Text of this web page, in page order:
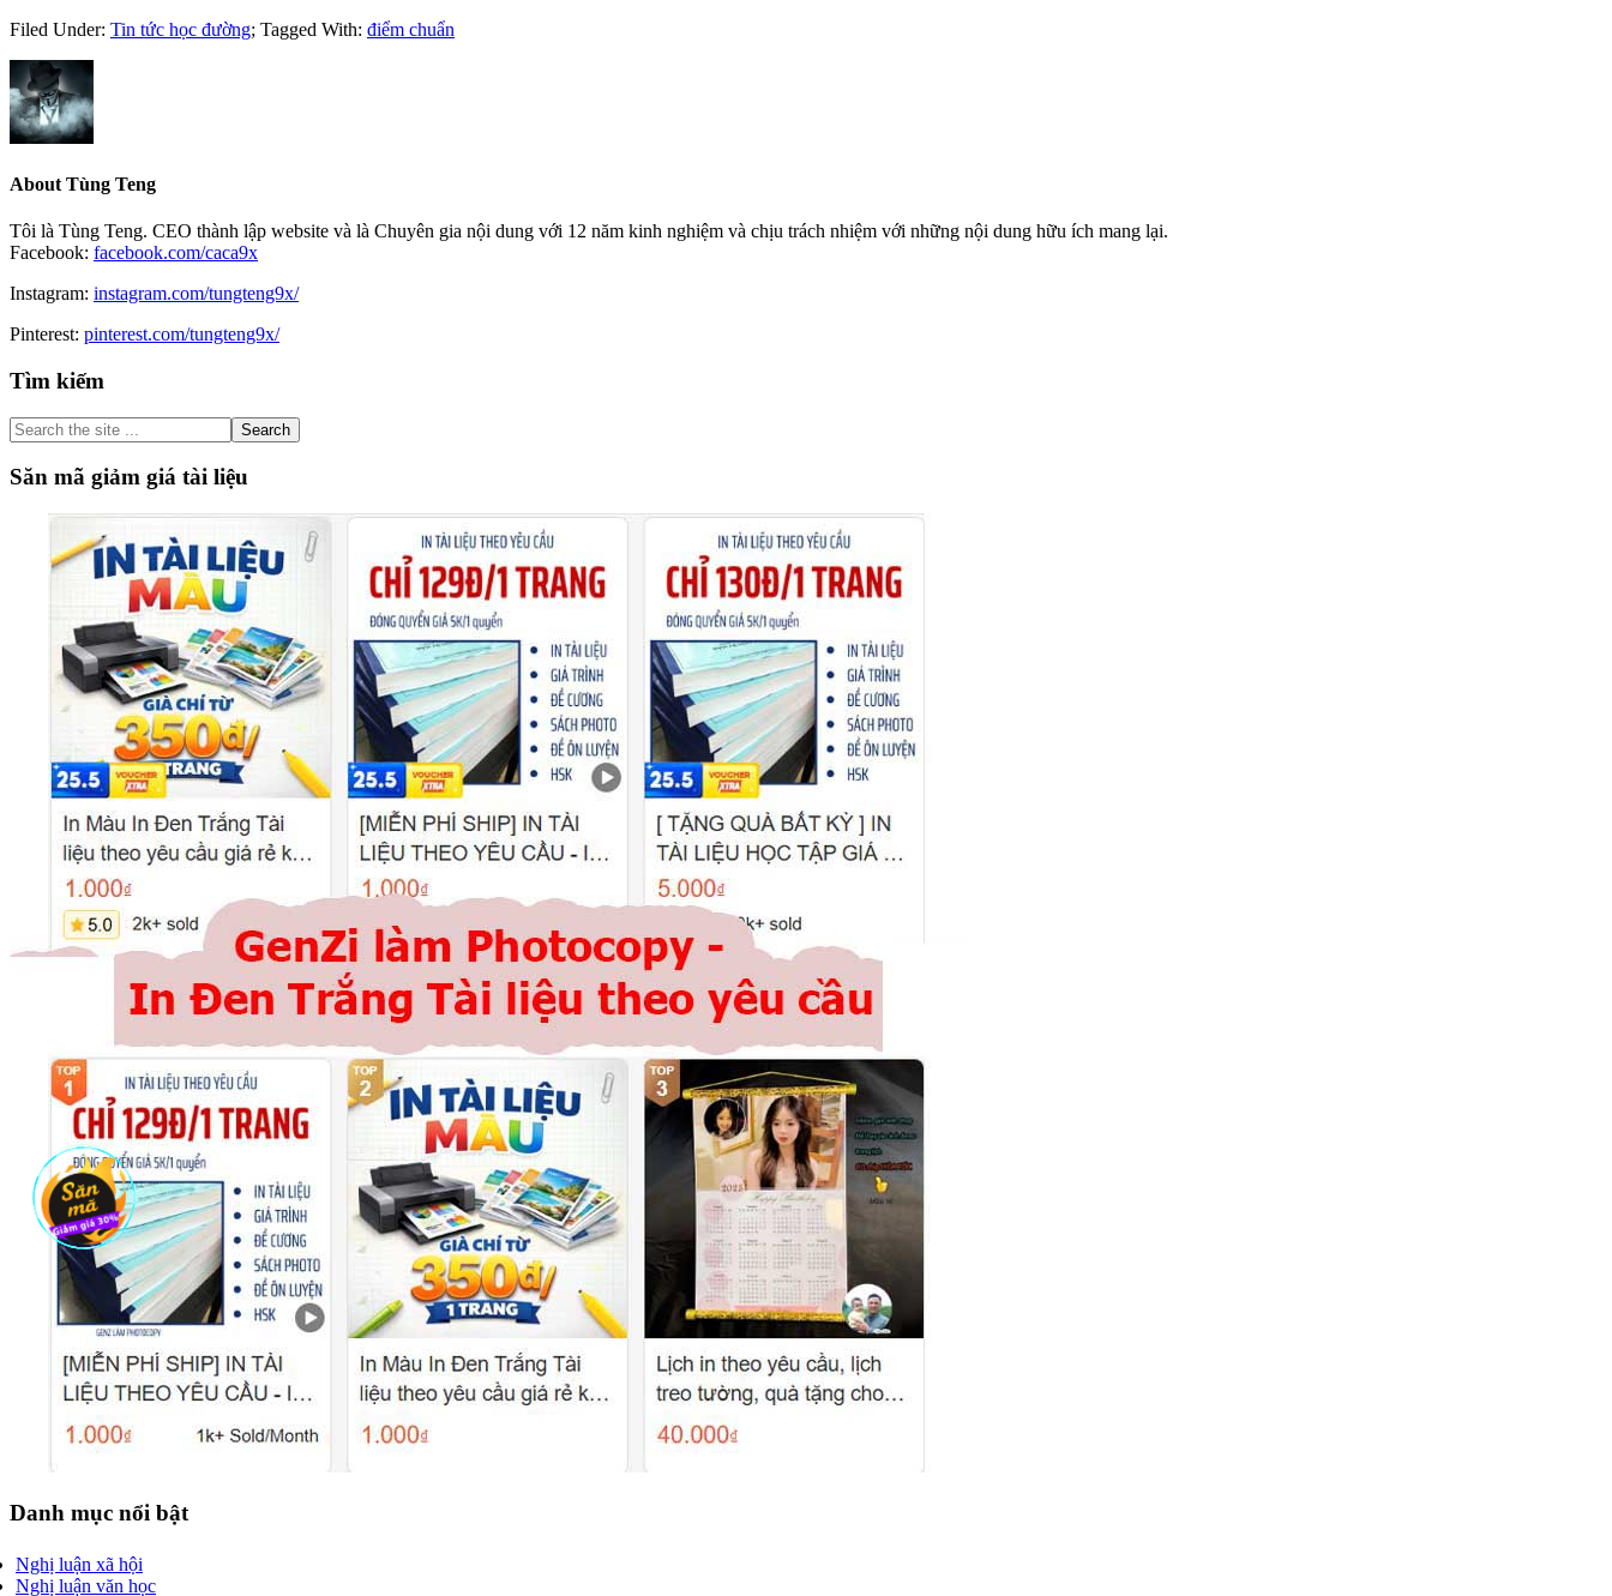
Filed Under: Tin tức học đường; Tagged With: điểm chuẩn
About Tùng Teng
Tôi là Tùng Teng. CEO thành lập website và là Chuyên gia nội dung với 12 năm kinh nghiệm và chịu trách nhiệm với những nội dung hữu ích mang lại.
Facebook: facebook.com/caca9x
Instagram: instagram.com/tungteng9x/
Pinterest: pinterest.com/tungteng9x/
Primary
Sidebar
Tìm kiếm
Search
the
site
...
Săn mã giảm giá tài liệu
Danh mục nổi bật
Nghị luận xã hội
Nghị luận văn học